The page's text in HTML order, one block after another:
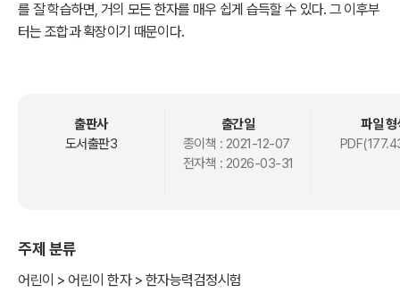
를 잘 학습하면, 거의 모든 한자를 매우 쉽게 습득할 수 있다. 그 이후부
터는 조합과 확장이기 때문이다.
출판사
도서출판3
출간일
종이책 : 2021-12-07
전자책 : 2026-03-31
파일 형
주제 분류
어린이 > 어린이 한자 > 한자능력검정시험